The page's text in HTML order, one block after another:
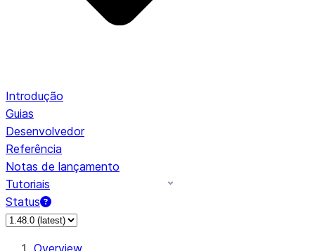
Introdução
Guias
Desenvolvedor
Referência
Notas de lançamento
Tutoriais
Status
Overview